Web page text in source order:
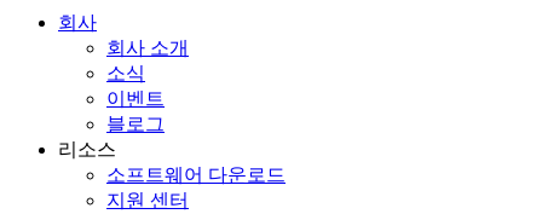
회사
회사 소개
소식
이벤트
블로그
리소스
소프트웨어 다운로드
지원 센터